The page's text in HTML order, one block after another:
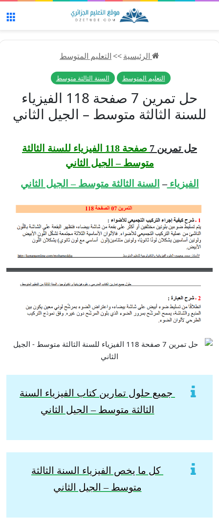
الرئيسية>>التعليم المتوسط
التعليم المتوسط السنة الثالثة متوسط
حل تمرين 7 صفحة 118 الفيزياء
للسنة الثالثة متوسط – الجيل الثاني
حل تمرين 7
صفحة 118 الفيزياء للسنة الثالثة
متوسط – الجيل الثاني
الفيزياء– السنة الثالثة متوسط – الجيل الثاني
جميع حلول تمارين كتاب الفيزياء السنة
الثالثة متوسط – الجيل الثاني
كل ما يخص الفيزياء السنة الثالثة
متوسط – الجيل الثاني